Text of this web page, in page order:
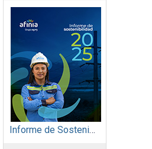
Informe de Sostenibilidad 2025: Afinia filial del Grupo EPM